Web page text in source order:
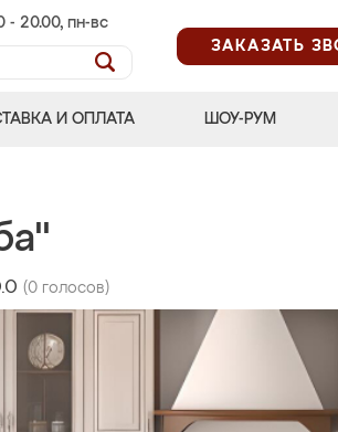
- 20.00, пн-вс
ЗАКАЗАТЬ
И ОПЛАТА ШОУ-РУМ
(0 голосов)